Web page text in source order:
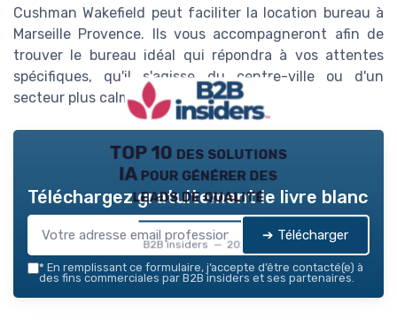
Cushman Wakefield peut faciliter la location bureau à
Marseille Provence. Ils vous accompagneront afin de
trouver le bureau idéal qui répondra à vos attentes
spécifiques, qu'il s'agisse du centre-ville ou d'un
secteur plus calme.
TOP 10 des solutions
IA pour générer des
leads de qualité
B2B insiders — 2026
Téléchargez gratuitement le livre blanc
➔ Télécharger
* En remplissant ce formulaire, j’accepte d’être contacté(e) à
des fins commerciales par B2B insiders et ses partenaires.